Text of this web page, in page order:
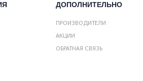
ДОПОЛНИТЕЛЬНО
ПРОИЗВОДИТЕЛИ
АКЦИИ
ОБРАТНАЯ СВЯЗЬ